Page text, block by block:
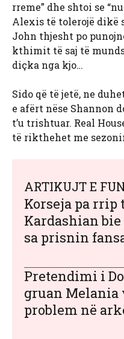
rreme” dhe shtoi se
Alexis të tolerojë dikë
John thjesht po
kthimit të saj të
diçka nga kjo…
Sido që të jetë, ne
e afërt nëse Shannon
t’u trishtuar. Real
të rikthehet me
ARTIKUJT E
Korseja pa rrip
Kardashian bie
sa prisnin
Pretendimi i
gruan Melania
problem në